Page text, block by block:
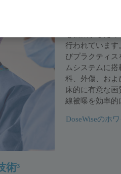
インターベン
を低減するた
行われています
びプラクティス
ムシステムに
科、外傷、およ
床的に有意な
線被曝を効率的
DoseWiseのホ
術³